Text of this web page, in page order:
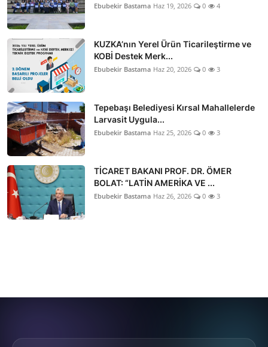
Ebubekir Bastama Haz 19, 2026 0 4
KUZKA’nın Yerel Ürün Ticarileştirme ve
KOBİ Destek Merk...
Ebubekir Bastama Haz 20, 2026 0 3
Tepebaşı Belediyesi Kırsal Mahallelerde
Larvasit Uygula...
Ebubekir Bastama Haz 25, 2026 0 3
TİCARET BAKANI PROF. DR. ÖMER
BOLAT: “LATİN AMERİKA VE ...
Ebubekir Bastama Haz 26, 2026 0 3